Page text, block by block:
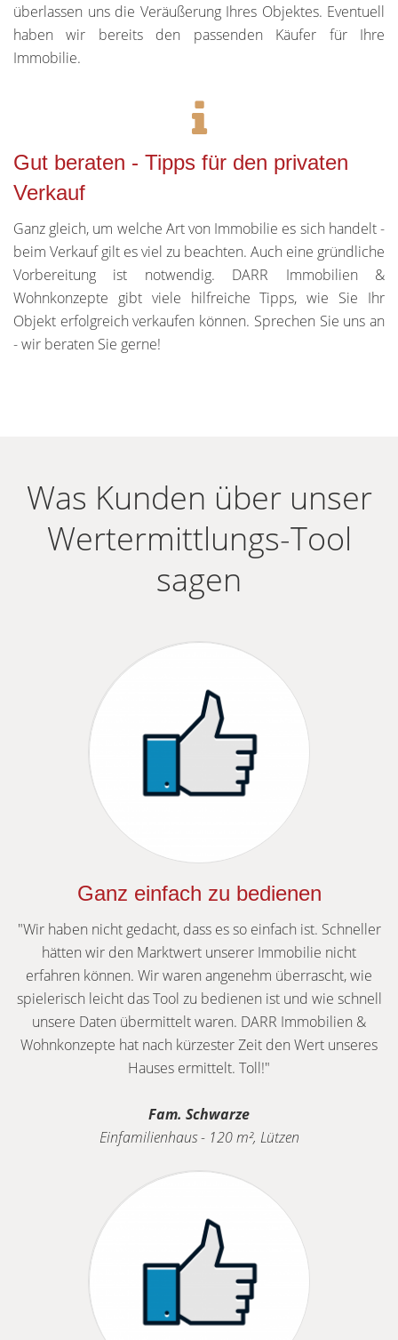
überlassen uns die Veräußerung Ihres Objektes. Eventuell
haben wir bereits den passenden Käufer für Ihre
Immobilie.
Gut beraten - Tipps für den privaten
Verkauf
Ganz gleich, um welche Art von Immobilie es sich handelt -
beim Verkauf gilt es viel zu beachten. Auch eine gründliche
Vorbereitung ist notwendig. DARR Immobilien &
Wohnkonzepte gibt viele hilfreiche Tipps, wie Sie Ihr
Objekt erfolgreich verkaufen können. Sprechen Sie uns an
- wir beraten Sie gerne!
Was Kunden über unser
Wertermittlungs-Tool
sagen
Ganz einfach zu bedienen
"Wir haben nicht gedacht, dass es so einfach ist. Schneller
hätten wir den Marktwert unserer Immobilie nicht
erfahren können. Wir waren angenehm überrascht, wie
spielerisch leicht das Tool zu bedienen ist und wie schnell
unsere Daten übermittelt waren. DARR Immobilien &
Wohnkonzepte hat nach kürzester Zeit den Wert unseres
Hauses ermittelt. Toll!"
Fam. Schwarze
Einfamilienhaus - 120 m², Lützen